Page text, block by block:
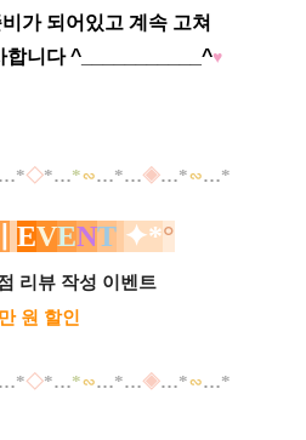
가 되어있고 계속 고쳐
합니다 ^___________^♥
…*◇*…*∽…*…◈…*∽…*
EVENT ✦*°
리뷰 작성 이벤트
원 할인
…*◇*…*∽…*…◈…*∽…*